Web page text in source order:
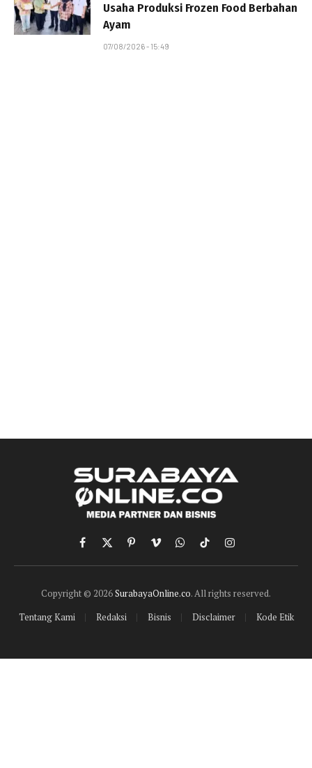
Usaha Produksi Frozen Food Berbahan
Ayam
07/08/2026 - 15:49
Facebook
X
(Twitter)
PinterestVimeoWhatsApp
TikTokInstagram
Copyright © 2026SurabayaOnline.co. All rights reserved.
Tentang Kami
Redaksi Bisnis Disclaimer Kode Etik